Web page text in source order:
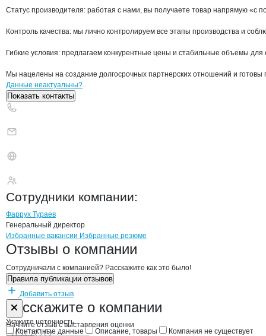
Статус производителя: работая с нами, вы получаете товар напрямую «с
Контроль качества: мы лично контролируем все этапы производства и
Гибкие условия: предлагаем конкурентные цены и стабильные объемы для
Мы нацелены на создание долгосрочных партнерских отношений и
Контактыкомпании
+7(800)000-00-..
Данные неактуальны?
Показать контакты
Сотрудники компании:
Фаррух Тураев
Генеральный директор
Брендыкомпани AGROTRADE
Вакансии вAGROTRADE FAMILY
Избранные вакансии Избранные резюме
Новости oAGROTRADE FAMILY, ООО
Отзывы о компании
Сотрудничали с компанией? Расскажите как это было!
Правила публикации отзывов
Добавить отзыв
Расскажите о компании
Начните отзыв с выставления оценки
Форма обратной связи о неточностях
Укажите неточность
Контактные данные
Описание, товары Компания не существует